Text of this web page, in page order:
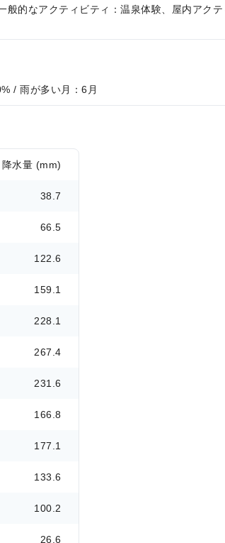
的なアクティビティ：温泉体験、屋内アク
/ 雨が多い月：6月
降水量 (mm)
38.7
66.5
122.6
159.1
228.1
267.4
231.6
166.8
177.1
133.6
100.2
26.6